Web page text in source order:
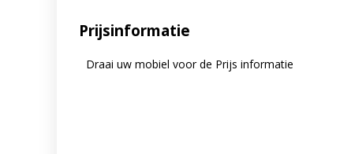
Prijsinformatie
Draai uw mobiel voor de Prijs informatie